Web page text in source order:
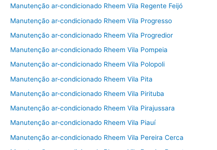
Manutenção ar-condicionado Rheem Vila Regente Feijó
Manutenção ar-condicionado Rheem Vila Progresso
Manutenção ar-condicionado Rheem Vila Progredior
Manutenção ar-condicionado Rheem Vila Pompeia
Manutenção ar-condicionado Rheem Vila Polopoli
Manutenção ar-condicionado Rheem Vila Pita
Manutenção ar-condicionado Rheem Vila Pirituba
Manutenção ar-condicionado Rheem Vila Pirajussara
Manutenção ar-condicionado Rheem Vila Piauí
Manutenção ar-condicionado Rheem Vila Pereira Cerca